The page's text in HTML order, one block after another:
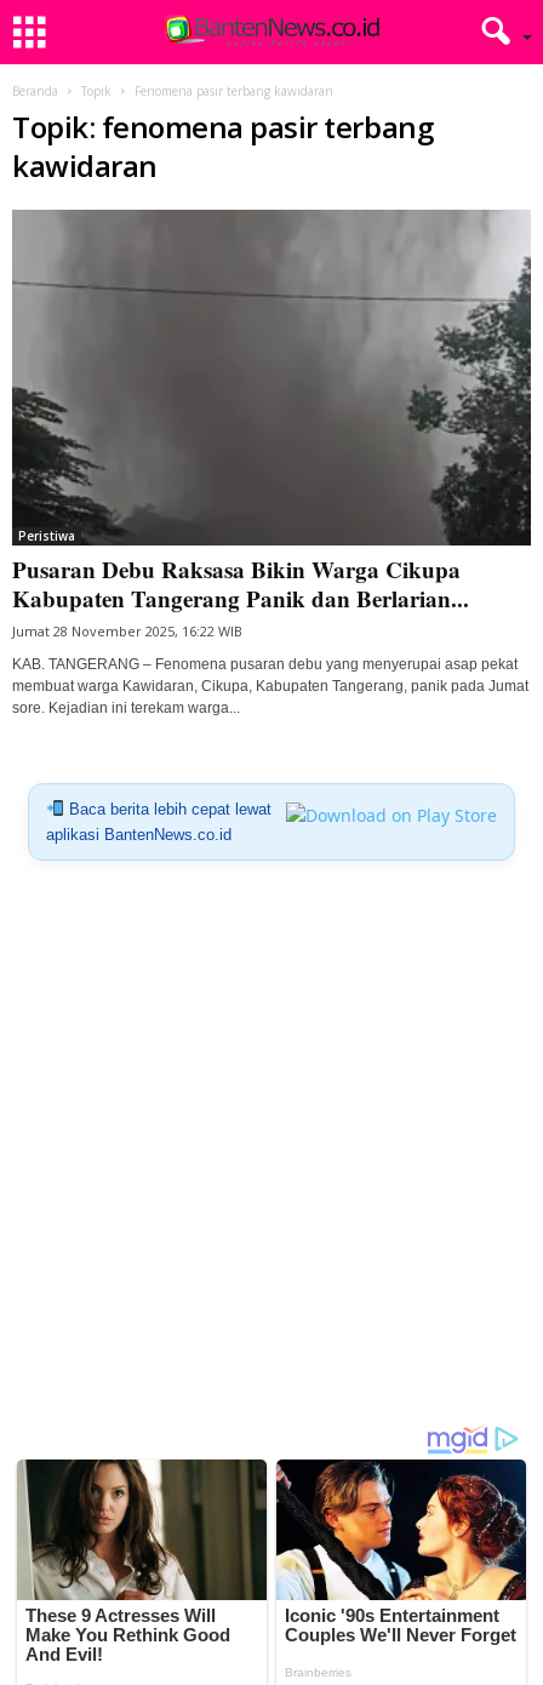
Beranda Topik Fenomena pasir terbang kawidaran
Topik: fenomena pasir terbang
kawidaran
Peristiwa
Pusaran Debu Raksasa Bikin Warga Cikupa
Kabupaten Tangerang Panik dan Berlarian...
Jumat 28 November 2025, 16:22 WIB
KAB. TANGERANG – Fenomena pusaran debu yang menyerupai asap pekat
membuat warga Kawidaran, Cikupa, Kabupaten Tangerang, panik pada Jumat
sore. Kejadian ini terekam warga...
Baca berita lebih cepat lewat
aplikasi BantenNews.co.id